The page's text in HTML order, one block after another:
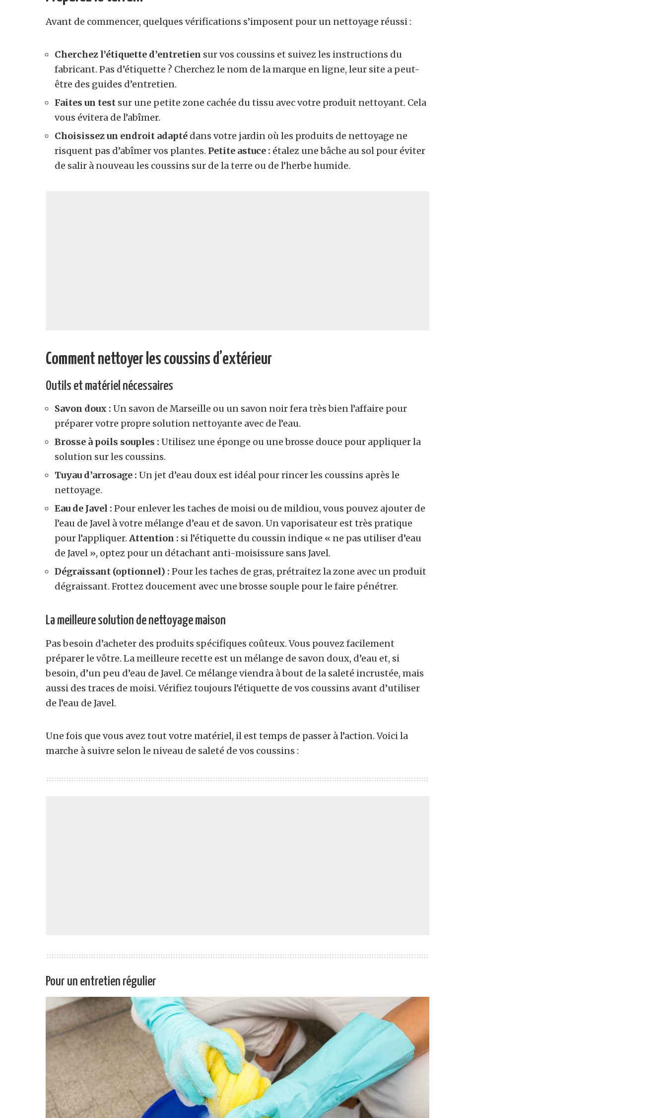
Avant de commencer, quelques vérifications s’imposent pour un nettoyage réussi :
Cherchez l’étiquette d’entretien sur vos coussins et suivez les instructions du
fabricant. Pas d’étiquette ? Cherchez le nom de la marque en ligne, leur site a peut-
être des guides d’entretien.
Faites un test sur une petite zone cachée du tissu avec votre produit nettoyant. Cela
vous évitera de l’abîmer.
Choisissez un endroit adapté dans votre jardin où les produits de nettoyage ne
risquent pas d’abîmer vos plantes. Petite astuce : étalez une bâche au sol pour éviter
de salir à nouveau les coussins sur de la terre ou de l’herbe humide.
Comment nettoyer les coussins d’extérieur
Outils et matériel nécessaires
Savon doux : Un savon de Marseille ou un savon noir fera très bien l’affaire pour
préparer votre propre solution nettoyante avec de l’eau.
Brosse à poils souples : Utilisez une éponge ou une brosse douce pour appliquer la
solution sur les coussins.
Tuyau d’arrosage : Un jet d’eau doux est idéal pour rincer les coussins après le
nettoyage.
Eau de Javel : Pour enlever les taches de moisi ou de mildiou, vous pouvez ajouter de
l’eau de Javel à votre mélange d’eau et de savon. Un vaporisateur est très pratique
pour l’appliquer. Attention : si l’étiquette du coussin indique « ne pas utiliser d’eau
de Javel », optez pour un détachant anti-moisissure sans Javel.
Dégraissant (optionnel) : Pour les taches de gras, prétraitez la zone avec un produit
dégraissant. Frottez doucement avec une brosse souple pour le faire pénétrer.
La meilleure solution de nettoyage maison
Pas besoin d’acheter des produits spécifiques coûteux. Vous pouvez facilement
préparer le vôtre. La meilleure recette est un mélange de savon doux, d’eau et, si
besoin, d’un peu d’eau de Javel. Ce mélange viendra à bout de la saleté incrustée, mais
aussi des traces de moisi. Vérifiez toujours l’étiquette de vos coussins avant d’utiliser
de l’eau de Javel.
Une fois que vous avez tout votre matériel, il est temps de passer à l’action. Voici la
marche à suivre selon le niveau de saleté de vos coussins :
Pour un entretien régulier